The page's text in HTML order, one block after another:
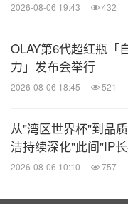
技
关键词：电脑/电子
备
日用品
分享到：
2026-08-06 19:43 432
OLAY第6代超红瓶「
力」发布会举行
2026-08-06 18:45 521
从"湾区世界杯"到品
洁持续深化"此间"IP
2026-08-06 10:10 757